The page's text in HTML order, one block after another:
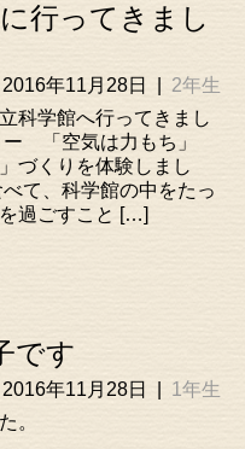
行ってきまし
2016年11月28日
2年生
学館へ行ってきまし
「空気は力もち」
づくりを体験しまし
て、科学館の中をたっ
過ごすこと […]
です
2016年11月28日
1年生
。